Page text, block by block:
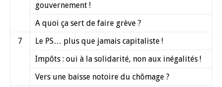
gouvernement !
A quoi ça sert de faire grève ?
7
Le PS… plus que jamais capitaliste !
Impôts : oui à la solidarité, non aux inégalités !
Vers une baisse notoire du chômage ?